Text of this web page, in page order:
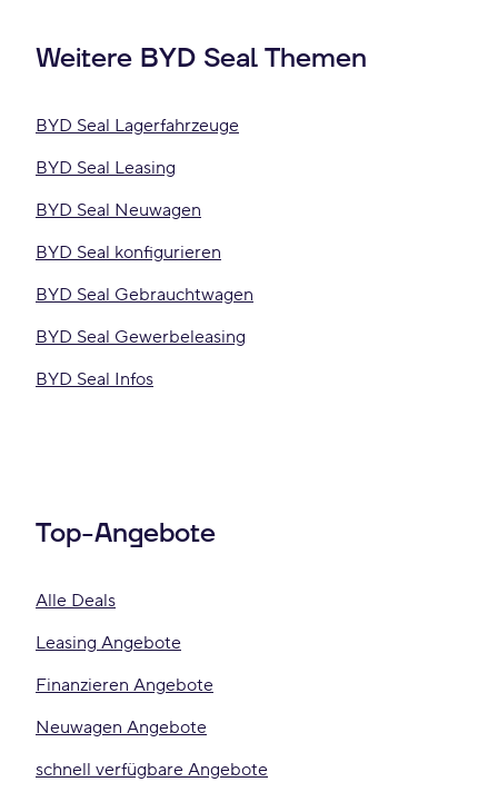
Weitere BYD Seal Themen
BYD Seal Lagerfahrzeuge
BYD Seal Leasing
BYD Seal Neuwagen
BYD Seal konfigurieren
BYD Seal Gebrauchtwagen
BYD Seal Gewerbeleasing
BYD Seal Infos
Top-Angebote
Alle Deals
Leasing Angebote
Finanzieren Angebote
Neuwagen Angebote
schnell verfügbare Angebote